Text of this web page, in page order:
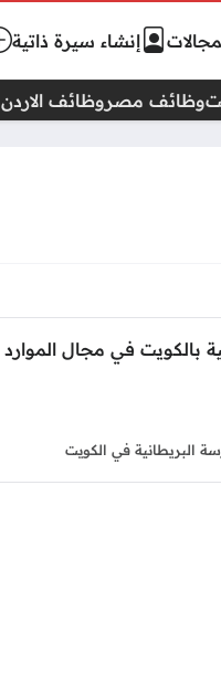
إنشاء سيرة ذاتية
وظائف مصروظائف الاردن
بالكويت في مجال الموارد
البريطانية في الكويت